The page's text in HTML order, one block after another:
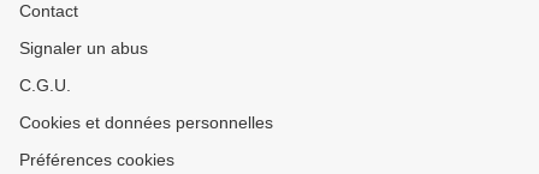
Contact
Signaler un abus
C.G.U.
Cookies et données personnelles
Préférences cookies